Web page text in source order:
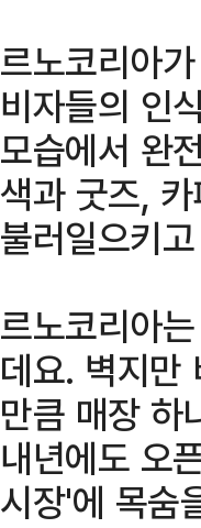
르노코리아
비자들의 인
모습에서 완
색과 굿즈,
불러일으키
르노코리아
데요. 벽지만
만큼 매장 하
내년에도 오
시장'에 목숨